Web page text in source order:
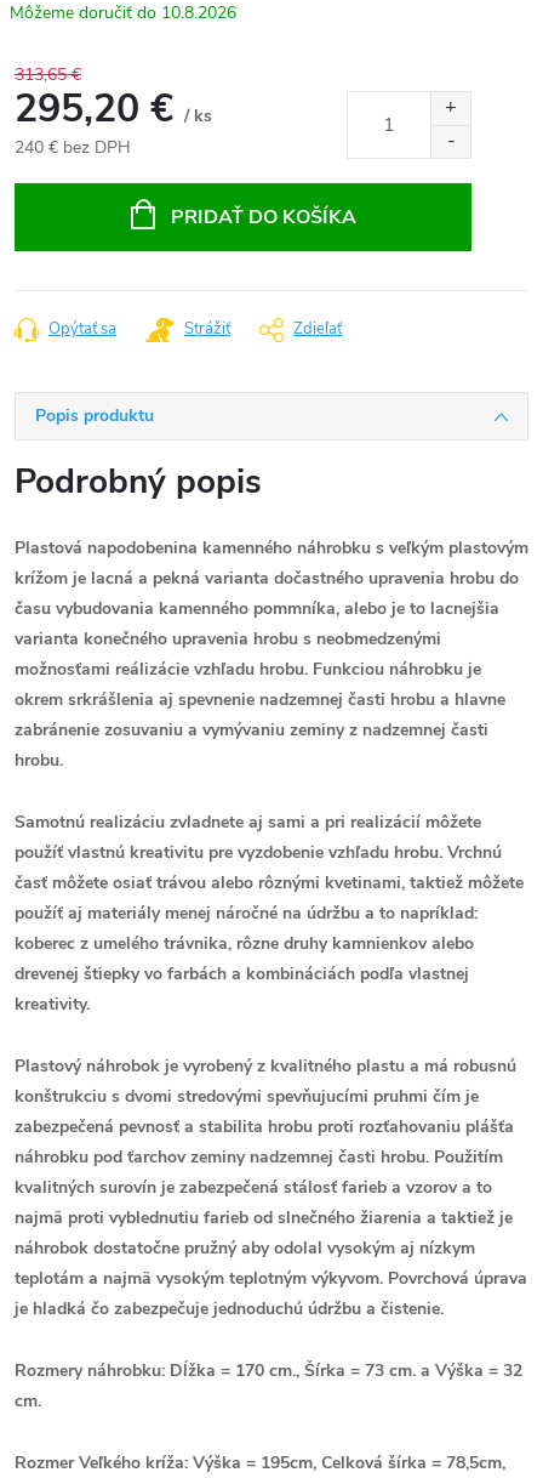
10.8.2026
313,65 €
295,20 € / ks
240 € bez DPH
PRIDAŤ DO KOŠÍKA
Opýtať sa Strážiť Zdieľať
Popis produktu
Podrobný popis
Plastová napodobenina kamenného náhrobku s veľkým plastovým
krížom je lacná a pekná varianta dočastného upravenia hrobu do
času vybudovania kamenného pommníka, alebo je to lacnejšia
varianta konečného upravenia hrobu s neobmedzenými
možnosťami reálizácie vzhľadu hrobu. Funkciou náhrobku je
okrem srkrášlenia aj spevnenie nadzemnej časti hrobu a hlavne
zabránenie zosuvaniu a vymývaniu zeminy z nadzemnej časti
hrobu.
Samotnú realizáciu zvladnete aj sami a pri realizácií môžete
použíť vlastnú kreativitu pre vyzdobenie vzhľadu hrobu. Vrchnú
časť môžete osiať trávou alebo rôznými kvetinami, taktiež môžete
použíť aj materiály menej náročné na údržbu a to napríklad:
koberec z umelého trávnika, rôzne druhy kamnienkov alebo
drevenej štiepky vo farbách a kombináciách podľa vlastnej
kreativity.
Plastový náhrobok je vyrobený z kvalitného plastu a má robusnú
konštrukciu s dvomi stredovými spevňujucími pruhmi čím je
zabezpečená pevnosť a stabilita hrobu proti rozťahovaniu plášťa
náhrobku pod ťarchov zeminy nadzemnej časti hrobu. Použitím
kvalitných surovín je zabezpečená stálosť farieb a vzorov a to
najmä proti vyblednutiu farieb od slnečného žiarenia a taktiež je
náhrobok dostatočne pružný aby odolal vysokým aj nízkym
teplotám a najmä vysokým teplotným výkyvom. Povrchová úprava
je hladká čo zabezpečuje jednoduchú údržbu a čistenie.
Rozmery náhrobku: Dĺžka = 170 cm., Šírka = 73 cm. a Výška = 32
cm.
Rozmer Veľkého kríža: Výška = 195cm, Celková šírka = 78,5cm,